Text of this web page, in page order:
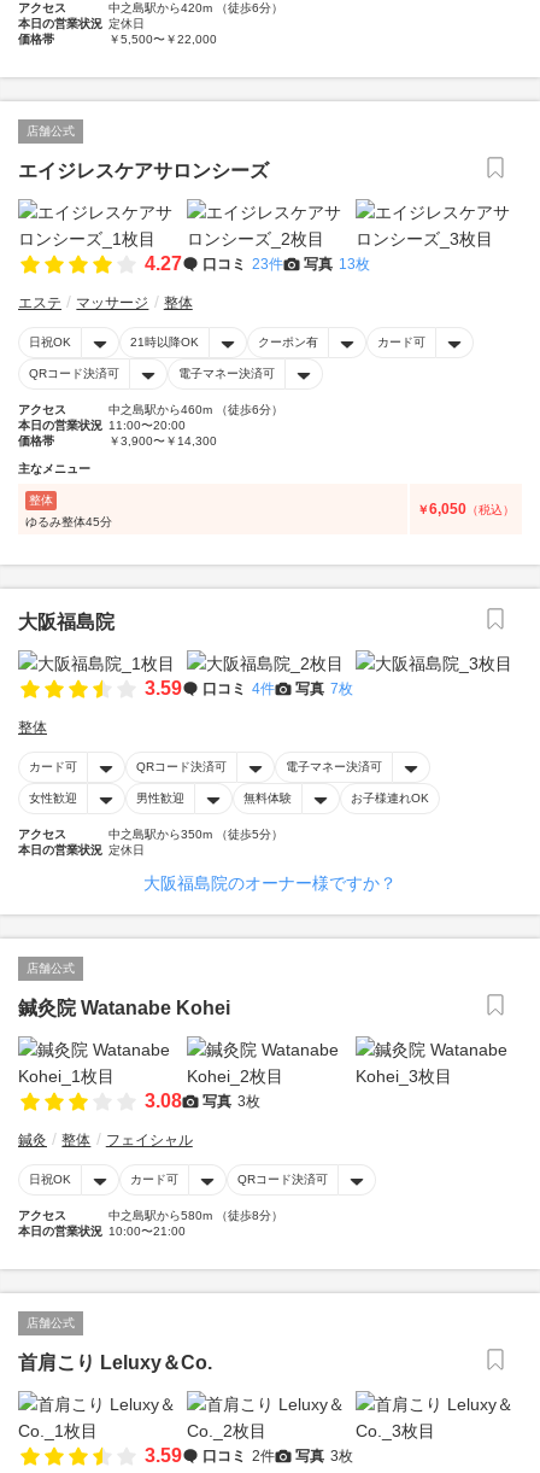
アクセス
中之島駅から420m （徒歩6分）
本日の営業状況 定休日
価格帯
￥5,500〜￥22,000
店舗公式
エイジレスケアサロンシーズ
4.27 口コミ 23件 写真 13枚
エステ マッサージ 整体
日祝OK 21時以降OK クーポン有 カード可
QRコード決済可 電子マネー決済可
アクセス
中之島駅から460m （徒歩6分）
本日の営業状況 11:00〜20:00
価格帯
￥3,900〜￥14,300
主なメニュー
整体
ゆるみ整体45分
￥6,050 （税込）
大阪福島院
3.59 口コミ 4件 写真 7枚
整体
カード可 QRコード決済可 電子マネー決済可
女性歓迎 男性歓迎 無料体験 お子様連れOK
アクセス
中之島駅から350m （徒歩5分）
本日の営業状況 定休日
大阪福島院のオーナー様ですか？
店舗公式
鍼灸院 Watanabe Kohei
3.08 写真 3枚
鍼灸 整体 フェイシャル
日祝OK カード可 QRコード決済可
アクセス
中之島駅から580m （徒歩8分）
本日の営業状況 10:00〜21:00
店舗公式
首肩こり Leluxy＆Co.
3.59 口コミ 2件 写真 3枚